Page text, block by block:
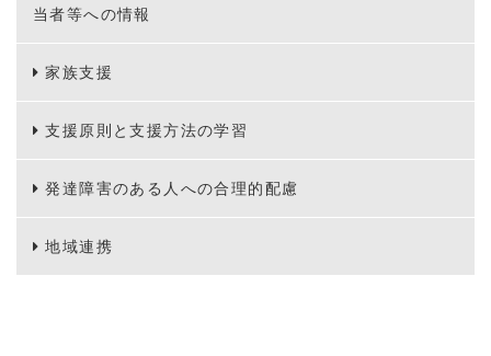
当者等への情報
家族支援
支援原則と支援方法の学習
発達障害のある人への合理的配慮
地域連携